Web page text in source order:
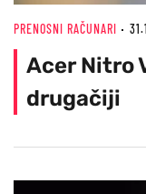
PRENOSNI RAČUNARI
Acer Nitro
drugačiji